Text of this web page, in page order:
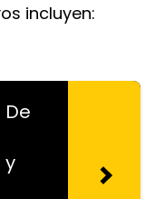
incluyen:
y